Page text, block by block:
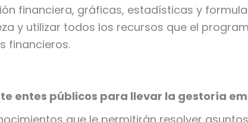
financiera, gráficas, estadísticas y
y utilizar todos los recursos que el
financieros.
entes públicos para llevar la gestoría